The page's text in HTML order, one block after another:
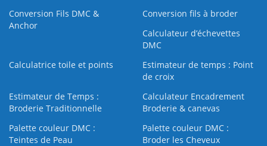
Conversion Fils DMC &
Anchor
Conversion fils à broder
Calculateur d’échevettes
DMC
Calculatrice toile et points
Estimateur de temps : Point
de croix
Estimateur de Temps :
Broderie Traditionnelle
Calculateur Encadrement
Broderie & canevas
Palette couleur DMC :
Teintes de Peau
Palette couleur DMC :
Broder les Cheveux